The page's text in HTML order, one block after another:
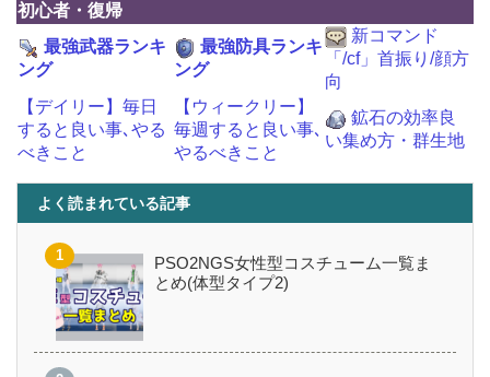
初心者・復帰
最強武器ランキ
ング
最強防具ランキ
ング
新コマンド
「/cf」首振り/顔方
向
【デイリー】毎日
すると良い事､やる
べきこと
【ウィークリー】
毎週すると良い事､
やるべきこと
鉱石の効率良
い集め方・群生地
よく読まれている記事
PSO2NGS女性型コスチューム一覧ま
とめ(体型タイプ2)